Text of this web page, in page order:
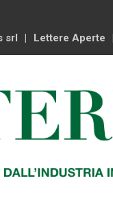
srl Lettere Aperte